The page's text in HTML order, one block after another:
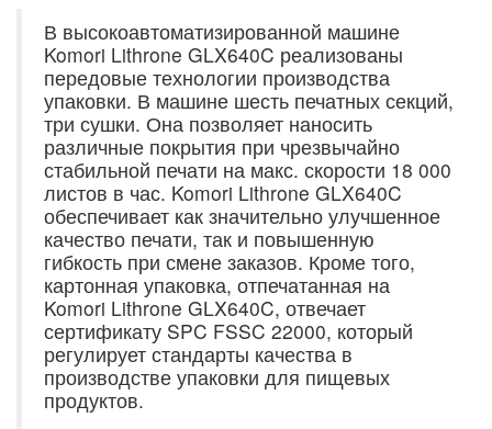
В высокоавтоматизированной машине
Komori Lithrone GLX640C реализованы
передовые технологии производства
упаковки. В машине шесть печатных секций,
три сушки. Она позволяет наносить
различные покрытия при чрезвычайно
стабильной печати на макс. скорости 18 000
листов в час. Komori Lithrone GLX640C
обеспечивает как значительно улучшенное
качество печати, так и повышенную
гибкость при смене заказов. Кроме того,
картонная упаковка, отпечатанная на
Komori Lithrone GLX640C, отвечает
сертификату SPC FSSC 22000, который
регулирует стандарты качества в
производстве упаковки для пищевых
продуктов.